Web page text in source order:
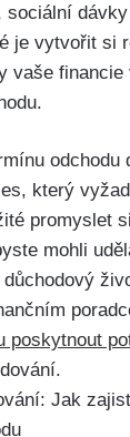
sociální
je vytvořit si
vaše
odchodu
který
promyslet
mohli
poskytnout